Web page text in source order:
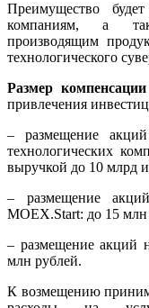
Преимущество
компаниям, а
производящим
технологического
Размер компенсации
привлечения
– размещение
технологических
выручкой до 10 млрд
– размещение
MOEX.Start: до 15 млн
– размещение акций
млн рублей.
К возмещению